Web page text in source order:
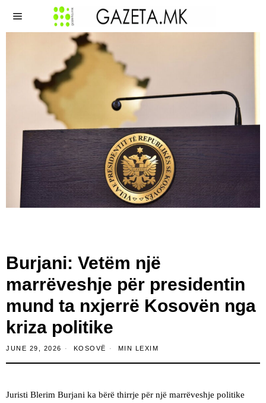
Burjani: Vetëm një
marrëveshje për presidentin
mund ta nxjerrë Kosovën nga
kriza politike
JUNE 29, 2026 KOSOVË MIN LEXIM
Juristi Blerim Burjani ka bërë thirrje për një marrëveshje politike